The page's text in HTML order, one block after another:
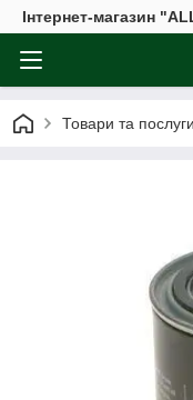
Інтернет-магазин
Товари та послуги